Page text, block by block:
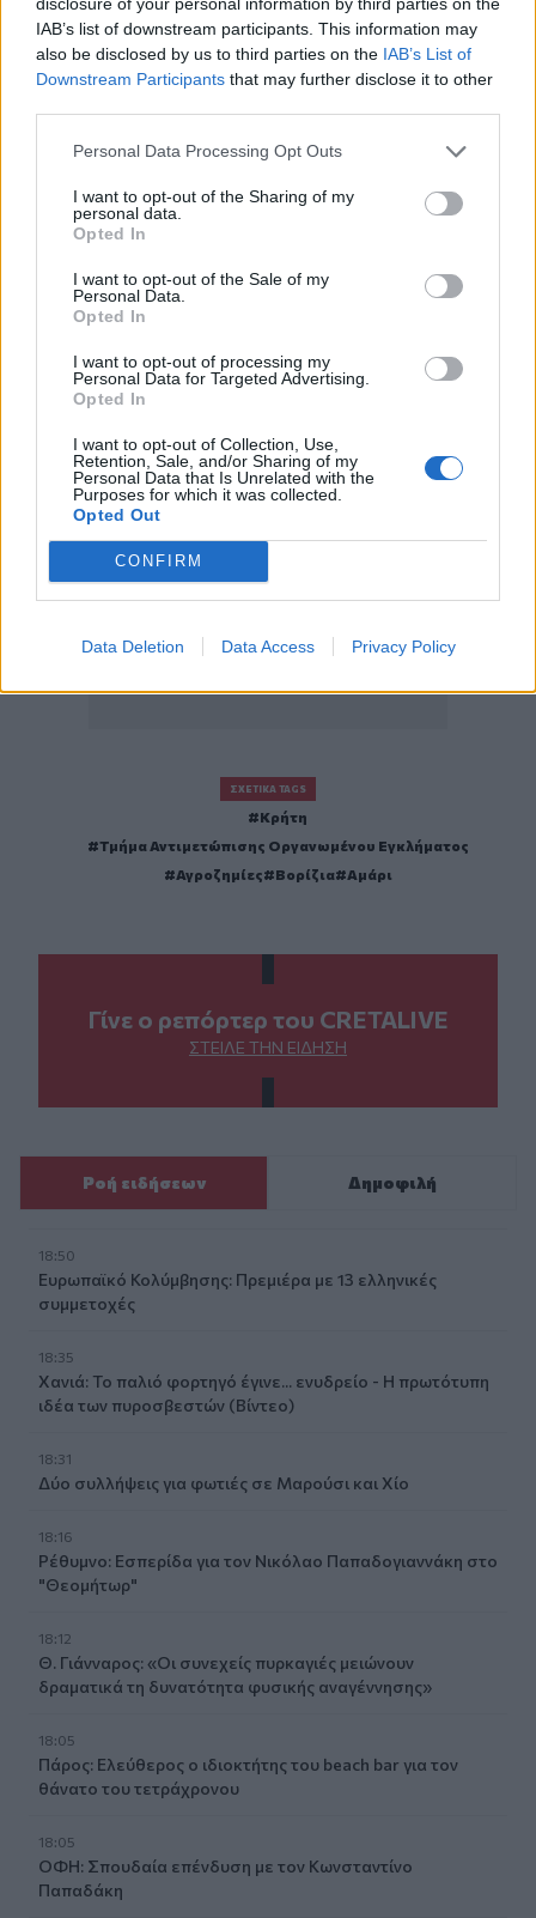
IAB’s list of downstream participants. This information may
also be disclosed by us to third parties on the IAB’s List of
Downstream Participants that may further disclose it to other
Personal Data Processing Opt Outs
I want to opt-out of the Sharing of my
personal data.
Opted In
I want to opt-out of the Sale of my
Personal Data.
Opted In
I want to opt-out of processing my
Personal Data for Targeted Advertising.
Opted In
I want to opt-out of Collection, Use,
Retention, Sale, and/or Sharing of my
Personal Data that Is Unrelated with the
Purposes for which it was collected.
Opted Out
CONFIRM
Data Deletion Data Access Privacy Policy
Π.Ε. Ηρακλείου: Ανακοίνωση εξετάσεων
υποψηφίων οδικών μεταφορέων Επιβατών-
Εμπορευμάτων
Ηράκλειο: Σε εξέλιξη εργασίες φρεζαρίσματος
και ασφαλτόστρωσης στην Λ. Παπαναστασίου
Ακολουθήστε το Cretalive στο Google News και
ΣΧΕΤΙΚΆ TAGS
Κρήτη
Τμήμα Αντιμετώπισης Οργανωμένου Εγκλήματος
Αγροζημίες
Βορίζια Αμάρι
Γίνε ο ρεπόρτερ του CRETALIVE
ΣΤΕΊΛΕ ΤΗΝ ΕΊΔΗΣΗ
Ροή ειδήσεων Δημοφιλή
18:50
Ευρωπαϊκό Κολύμβησης: Πρεμιέρα με 13 ελληνικές
συμμετοχές
18:35
Χανιά: Το παλιό φορτηγό έγινε... ενυδρείο - Η πρωτότυπη
ιδέα των πυροσβεστών (Βίντεο)
18:31
Δύο συλλήψεις για φωτιές σε Μαρούσι και Χίο
18:16
Ρέθυμνο: Εσπερίδα για τον Νικόλαο Παπαδογιαννάκη στο
"Θεομήτωρ"
18:12
Θ. Γιάνναρος: «Οι συνεχείς πυρκαγιές μειώνουν
δραματικά τη δυνατότητα φυσικής αναγέννησης»
18:05
Πάρος: Ελεύθερος ο ιδιοκτήτης του beach bar για τον
θάνατο του τετράχρονου
18:05
ΟΦΗ: Σπουδαία επένδυση με τον Κωνσταντίνο
Παπαδάκη